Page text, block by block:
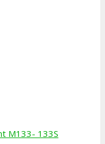
M133- 133S